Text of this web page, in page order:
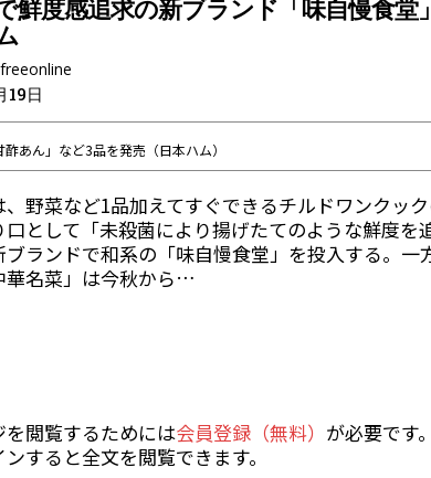
鮮度感追求の新ブランド「味自慢食堂」
freeonline
19日
酢あん」など3品を発売（日本ハム）
、野菜など1品加えてすぐできるチルドワンクッ
として「未殺菌により揚げたてのような鮮度を
ブランドで和系の「味自慢食堂」を投入する。一
華名菜」は今秋から…
を閲覧するためには会員登録（無料） が必要です
すると全文を閲覧できます。